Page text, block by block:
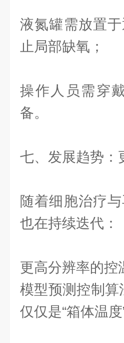
液氮罐需放置
止局部缺氧；
操作人员需穿
备。
七、发展趋势：
随着细胞治疗
也在持续迭代：
更高分辨率的
模型预测控制算
仅仅是“箱体温度